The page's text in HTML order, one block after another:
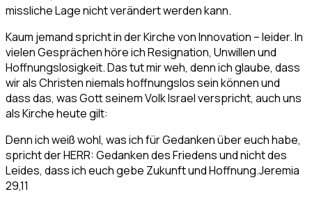
missliche Lage nicht verändert werden kann.
Kaum jemand spricht in der Kirche von Innovation – leider. In
vielen Gesprächen höre ich Resignation, Unwillen und
Hoffnungslosigkeit. Das tut mir weh, denn ich glaube, dass
wir als Christen niemals hoffnungslos sein können und
dass das, was Gott seinem Volk Israel verspricht, auch uns
als Kirche heute gilt:
Denn ich weiß wohl, was ich für Gedanken über euch habe,
spricht der HERR: Gedanken des Friedens und nicht des
Leides, dass ich euch gebe Zukunft und Hoffnung.Jeremia
29,11